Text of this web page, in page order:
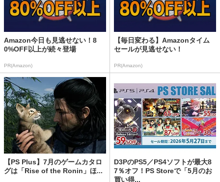
Amazon今日も見逃せない！8
0%OFF以上が続々登場
PR(Amazon)
【毎日変わる】Amazonタイム
セールが見逃せない！
PR(Amazon)
【PS Plus】7月のゲームカタロ
グは「Rise of the Ronin」ほ...
D3PのPS5／PS4ソフトが最大8
7％オフ！PS Storeで「5月のお
買い得...